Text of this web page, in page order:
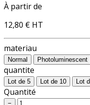
À partir de
12,80 € HT
materiau
Normal Photoluminescent
quantite
Lot de 5 Lot de 10 Lot
Quantité
−